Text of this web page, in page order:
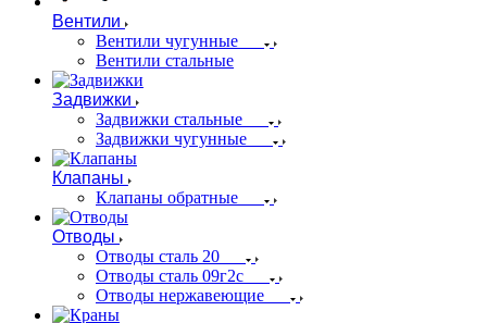
Вентили
Вентили чугунные
Вентили стальные
Задвижки
Задвижки стальные
Задвижки чугунные
Клапаны
Клапаны обратные
Отводы
Отводы сталь 20
Отводы сталь 09г2с
Отводы нержавеющие